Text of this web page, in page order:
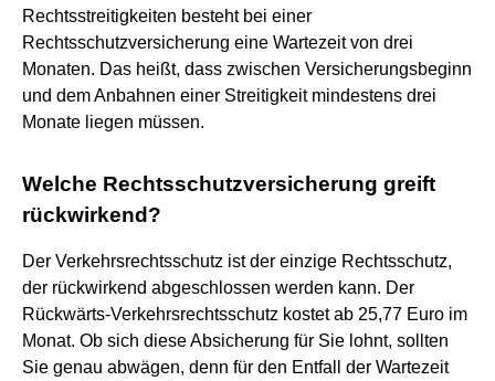
Rechtsstreitigkeiten besteht bei einer
Rechtsschutzversicherung eine Wartezeit von drei
Monaten. Das heißt, dass zwischen Versicherungsbeginn
und dem Anbahnen einer Streitigkeit mindestens drei
Monate liegen müssen.
Welche Rechtsschutzversicherung greift
rückwirkend?
Der Verkehrsrechtsschutz ist der einzige Rechtsschutz,
der rückwirkend abgeschlossen werden kann. Der
Rückwärts-Verkehrsrechtsschutz kostet ab 25,77 Euro im
Monat. Ob sich diese Absicherung für Sie lohnt, sollten
Sie genau abwägen, denn für den Entfall der Wartezeit